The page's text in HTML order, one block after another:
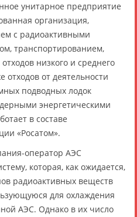
унитарное предприятие
организация,
с радиоактивными
транспортированием,
низкого и среднего
отходов от деятельности
подводных лодок
энергетическими
в составе
«Росатом».
оператор АЭС
которая, как ожидается,
радиоактивных веществ
для охлаждения
АЭС. Однако в их число